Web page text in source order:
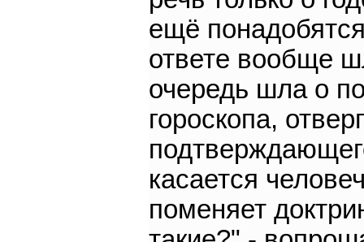
ещё
ответе вообще
очередь шла о
гороскопа,
касается
поменяет